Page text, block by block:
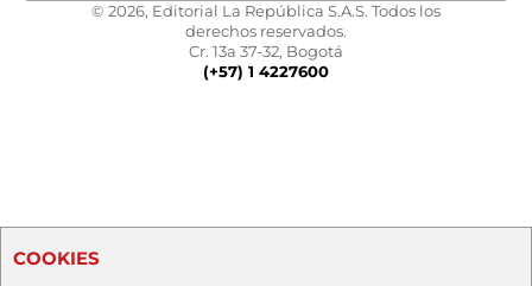
© 2026, Editorial La República S.A.S. Todos los
derechos reservados.
Cr. 13a 37-32, Bogotá
(+57) 1 4227600
COOKIES